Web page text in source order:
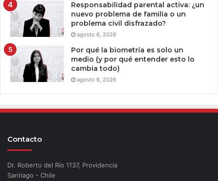
Responsabilidad parental activa: ¿un
nuevo problema de familia o un
problema civil disfrazado?
agosto 6, 2026
Por qué la biometría es solo un
medio (y por qué entender esto lo
cambia todo)
agosto 6, 2026
Contacto
Dr. Roberto del Río 1137, Providencia
Santiago - Chile